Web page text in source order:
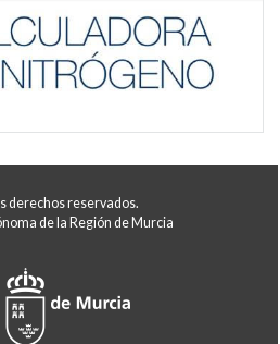
derechos reservados.
de la Región de Murcia